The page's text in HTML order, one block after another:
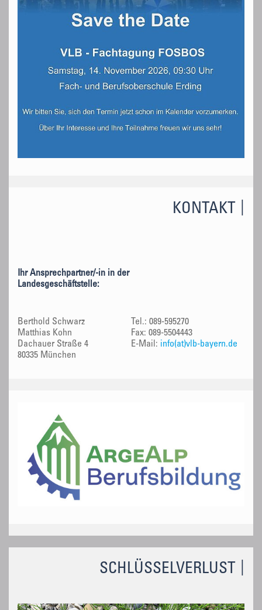
KONTAKT
Ihr Ansprechpartner/-in in der
Landesgeschäftstelle:
Berthold Schwarz
Matthias Kohn
Dachauer Straße 4
80335 München
Tel.: 089-595270
Fax: 089-5504443
E-Mail: info(at)vlb-bayern.de
SCHLÜSSELVERLUST